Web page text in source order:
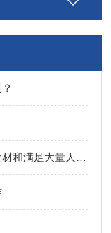
火锅底料搅拌炒锅能够容纳足够的食材和满足大量人群的需求